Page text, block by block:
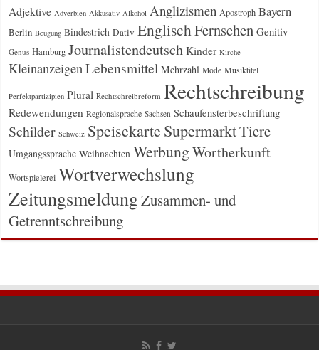
Adjektive Adverbien Akkusativ Alkohol Anglizismen Apostroph Bayern
Berlin Beugung Bindestrich Dativ EnglischFernsehen Genitiv
Genus Hamburg Journalistendeutsch Kinder Kirche
Kleinanzeigen Lebensmittel Mehrzahl Mode Musiktitel
Perfektpartizipien Plural Rechtschreibreform Rechtschreibung
Redewendungen Regionalsprache Sachsen Schaufensterbeschriftung
Schilder Schweiz Speisekarte SupermarktTiere
Umgangssprache Weihnachten WerbungWortherkunft
Wortspielerei Wortverwechslung
ZeitungsmeldungZusammen- und
Getrenntschreibung